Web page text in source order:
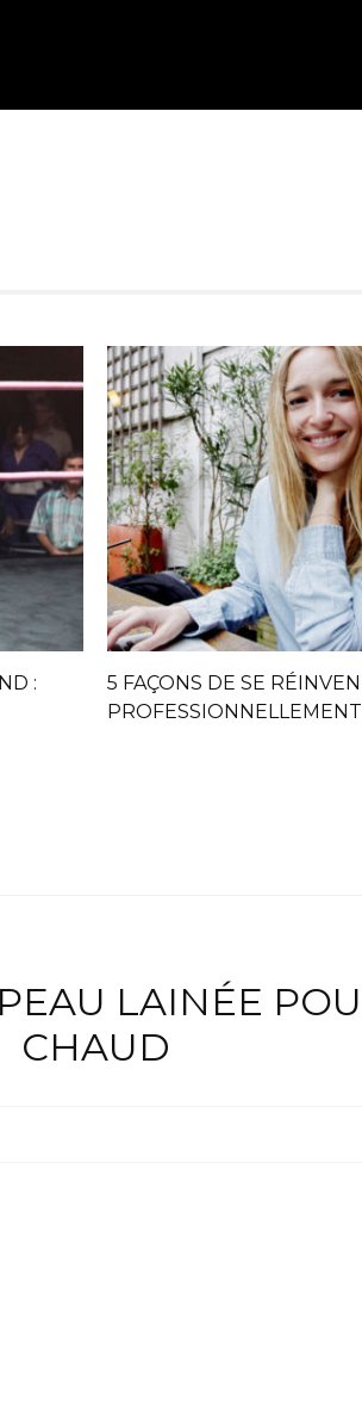
:
5 FAÇONS DE SE
PROFESSIONNELLEMENT
LAINÉE
CHAUD